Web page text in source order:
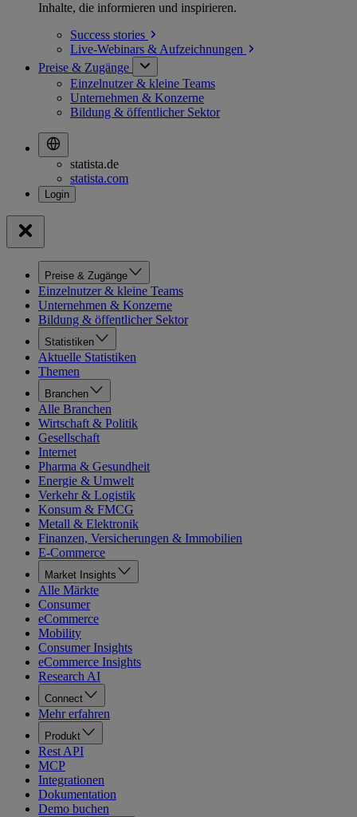
Inhalte, die informieren und inspirieren.
Success stories
Live-Webinars & Aufzeichnungen
Preise & Zugänge
Einzelnutzer & kleine Teams
Unternehmen & Konzerne
Bildung & öffentlicher Sektor
statista.de
statista.com
Preise & Zugänge
Einzelnutzer & kleine Teams
Unternehmen & Konzerne
Bildung & öffentlicher Sektor
Statistiken
Aktuelle Statistiken
Themen
Branchen
Alle Branchen
Wirtschaft & Politik
Gesellschaft
Internet
Pharma & Gesundheit
Energie & Umwelt
Verkehr & Logistik
Konsum & FMCG
Metall & Elektronik
Finanzen, Versicherungen & Immobilien
E-Commerce
Market Insights
Alle Märkte
Consumer
eCommerce
Mobility
Consumer Insights
eCommerce Insights
Research AI
Connect
Mehr erfahren
Produkt
Rest API
MCP
Integrationen
Dokumentation
Demo buchen